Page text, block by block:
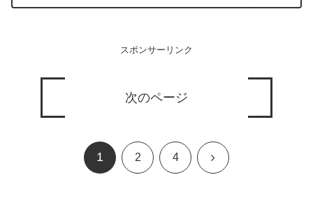
スポンサーリンク
次のページ
1 2 4 次